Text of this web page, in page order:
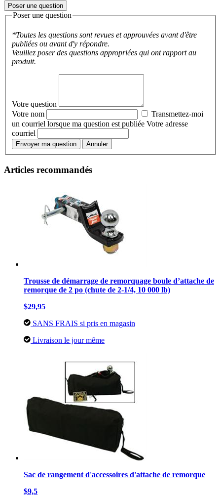
Poser une question
Poser une question
*Toutes les questions sont revues et approuvées avant d'être
publiées ou avant d'y répondre.
Veuillez poser des questions appropriées qui ont rapport au
produit.
Votre question
Votre nom
Transmettez-moi
un courriel lorsque ma question est publiée Votre adresse
courriel
Envoyer ma question Annuler
Articles recommandés
Trousse de démarrage de remorquage boule d’attache de
remorque de 2 po (chute de 2-1/4, 10 000 lb)
$29,95
SANS FRAIS si pris en magasin
Livraison le jour même
Sac de rangement d'accessoires d'attache de remorque
$9,5